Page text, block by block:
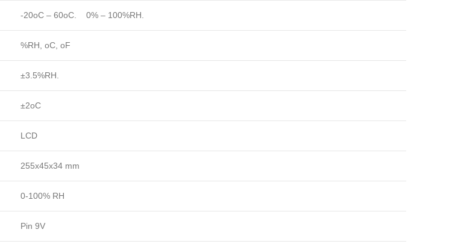
-20oC – 60oC. 0% – 100%RH.
%RH, oC, oF
±3.5%RH.
±2oC
LCD
255x45x34 mm
0-100% RH
Pin 9V